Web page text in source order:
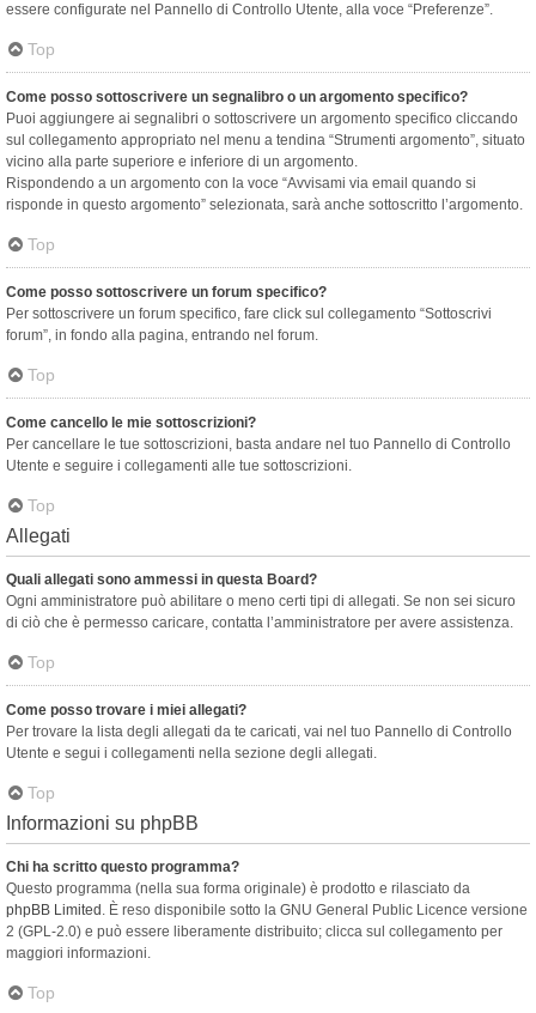
essere configurate nel Pannello di Controllo Utente, alla voce “Preferenze”.
Top
Come posso sottoscrivere un segnalibro o un argomento specifico?
Puoi aggiungere ai segnalibri o sottoscrivere un argomento specifico cliccando
sul collegamento appropriato nel menu a tendina “Strumenti argomento”, situato
vicino alla parte superiore e inferiore di un argomento.
Rispondendo a un argomento con la voce “Avvisami via email quando si
risponde in questo argomento” selezionata, sarà anche sottoscritto l’argomento.
Top
Come posso sottoscrivere un forum specifico?
Per sottoscrivere un forum specifico, fare click sul collegamento “Sottoscrivi
forum”, in fondo alla pagina, entrando nel forum.
Top
Come cancello le mie sottoscrizioni?
Per cancellare le tue sottoscrizioni, basta andare nel tuo Pannello di Controllo
Utente e seguire i collegamenti alle tue sottoscrizioni.
Top
Allegati
Quali allegati sono ammessi in questa Board?
Ogni amministratore può abilitare o meno certi tipi di allegati. Se non sei sicuro
di ciò che è permesso caricare, contatta l’amministratore per avere assistenza.
Top
Come posso trovare i miei allegati?
Per trovare la lista degli allegati da te caricati, vai nel tuo Pannello di Controllo
Utente e segui i collegamenti nella sezione degli allegati.
Top
Informazioni su phpBB
Chi ha scritto questo programma?
Questo programma (nella sua forma originale) è prodotto e rilasciato da
phpBB Limited . È reso disponibile sotto la GNU General Public Licence versione
2 (GPL-2.0) e può essere liberamente distribuito; clicca sul collegamento per
maggiori informazioni.
Top